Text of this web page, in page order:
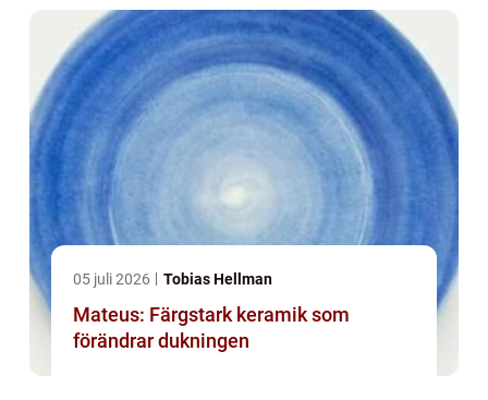
05 juli 2026 Tobias Hellman
Mateus: Färgstark keramik som
förändrar dukningen